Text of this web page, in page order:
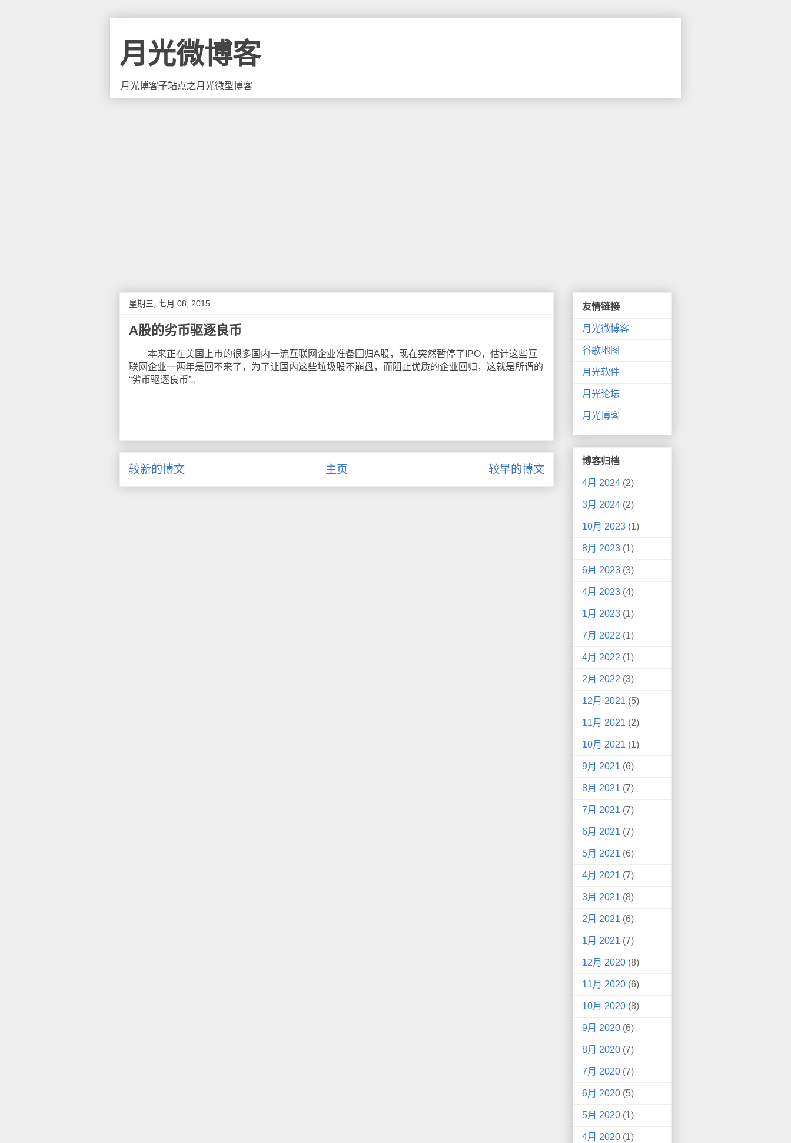
月光微博客
月光博客子站点之月光微型博客
星期三, 七月 08, 2015
A股的劣币驱逐良币
本来正在美国上市的很多国内一流互联网企业准备回归A股，现在突然暂停了IPO，估计这些互
联网企业一两年是回不来了，为了让国内这些垃圾股不崩盘，而阻止优质的企业回归，这就是所谓的
“劣币驱逐良币”。
较新的博文 较早的博文
主页
友情链接
月光微博客
谷歌地图
月光软件
月光论坛
月光博客
博客归档
4月 2024 (2)
3月 2024 (2)
10月 2023 (1)
8月 2023 (1)
6月 2023 (3)
4月 2023 (4)
1月 2023 (1)
7月 2022 (1)
4月 2022 (1)
2月 2022 (3)
12月 2021 (5)
11月 2021 (2)
10月 2021 (1)
9月 2021 (6)
8月 2021 (7)
7月 2021 (7)
6月 2021 (7)
5月 2021 (6)
4月 2021 (7)
3月 2021 (8)
2月 2021 (6)
1月 2021 (7)
12月 2020 (8)
11月 2020 (6)
10月 2020 (8)
9月 2020 (6)
8月 2020 (7)
7月 2020 (7)
6月 2020 (5)
5月 2020 (1)
4月 2020 (1)